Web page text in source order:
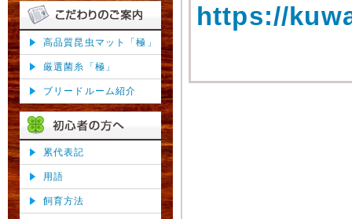
高品質昆虫マット「極」
厳選菌糸「極」
ブリードルーム紹介
累代表記
用語
飼育方法
https://